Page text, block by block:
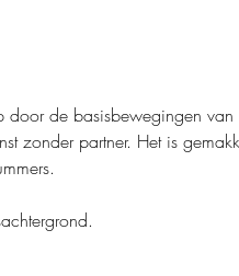
door de basisbewegingen
zonder partner. Het is